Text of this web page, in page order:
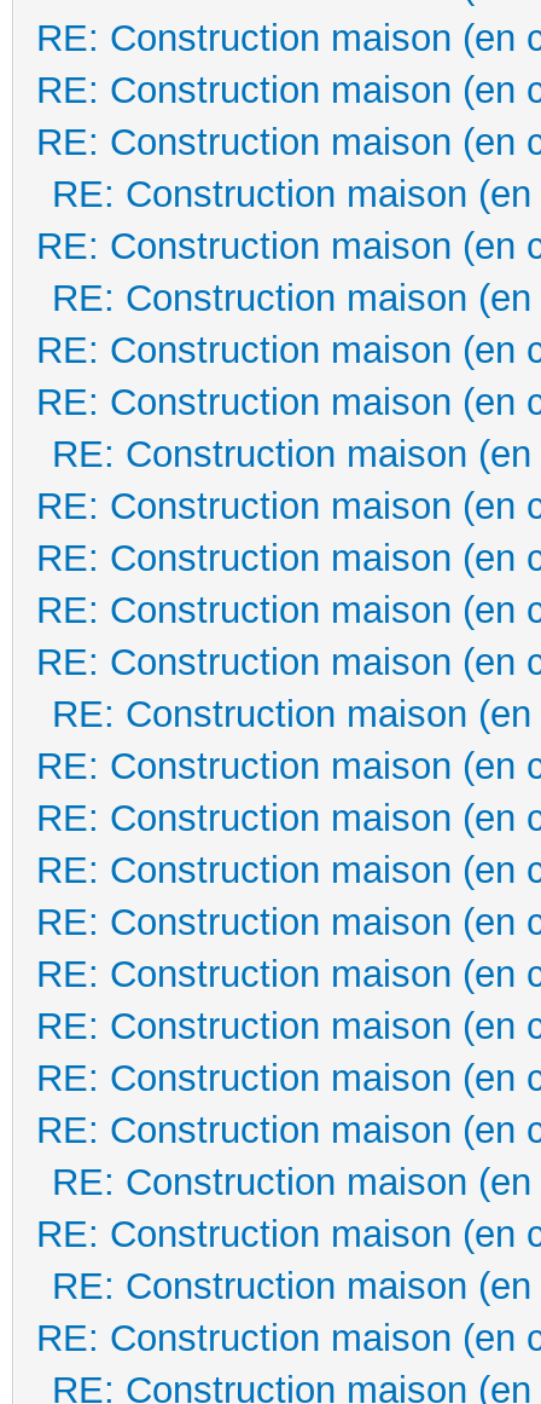
RE: Construction maison (en
RE: Construction maison (en
RE: Construction maison (en
RE: Construction maison
RE: Construction maison (en
RE: Construction maison
RE: Construction maison (en
RE: Construction maison (en
RE: Construction maison
RE: Construction maison (en
RE: Construction maison (en
RE: Construction maison (en
RE: Construction maison (en
RE: Construction maison
RE: Construction maison (en
RE: Construction maison (en
RE: Construction maison (en
RE: Construction maison (en
RE: Construction maison (en
RE: Construction maison (en
RE: Construction maison (en
RE: Construction maison (en
RE: Construction maison
RE: Construction maison (en
RE: Construction maison
RE: Construction maison (en
RE: Construction maison